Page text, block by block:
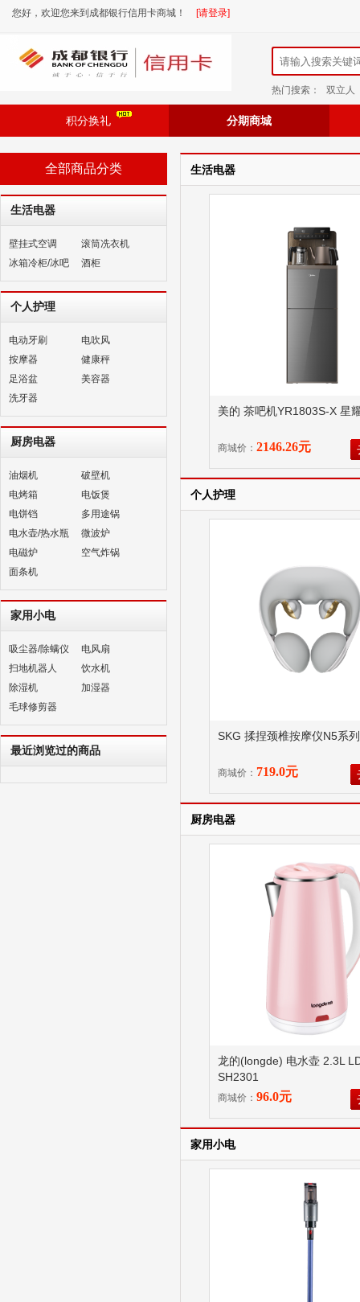
您好，欢迎您来到成都银行信用卡商城！ [请登录]
热门搜索： 双立人
积分换礼 分期商城
全部商品分类
生活电器
壁挂式空调
滚筒冼衣机
冰箱冷柜/冰吧
酒柜
个人护理
电动牙刷
电吹风
按摩器
健康秤
足浴盆
美容器
洗牙器
厨房电器
油烟机
破壁机
电烤箱
电饭煲
电饼铛
多用途锅
电水壶/热水瓶
微波炉
电磁炉
空气炸锅
面条机
家用小电
吸尘器/除螨仪
电风扇
扫地机器人
饮水机
除湿机
加湿器
毛球修剪器
最近浏览过的商品
生活电器
美的 茶吧机YR1803S-X 星
商城价： 2146.26元
个人护理
SKG 揉捏颈椎按摩仪N5系
商城价： 719.0元
厨房电器
龙的(longde) 电水壶 2.3L
SH2301
商城价： 96.0元
家用小电